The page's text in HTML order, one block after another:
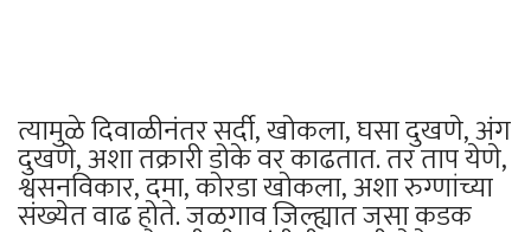
त्यामुळे दिवाळीनंतर सर्दी, खोकला, घसा दुखणे, अंग
दुखणे, अशा तक्रारी डोके वर काढतात. तर ताप येणे,
श्वसनविकार, दमा, कोरडा खोकला, अशा रुग्णांच्या
संख्येत वाढ होते. जळगाव जिल्ह्यात जसा कडक